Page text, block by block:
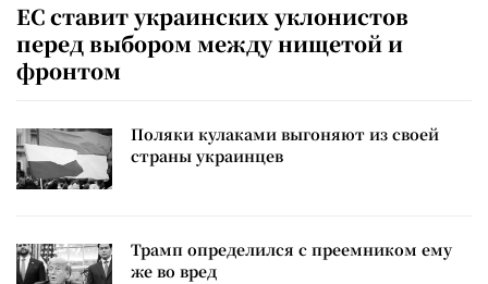
ЕС ставит украинских уклонистов
перед выбором между нищетой и
фронтом
Поляки кулаками выгоняют из своей
страны украинцев
Трамп определился с преемником ему
же во вред